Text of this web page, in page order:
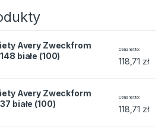
105*148 białe (100) quantity
Avery Zweckfrom
białe (100)
Cena netto
118,71 zł
105*37 białe (100) quantity
Avery Zweckform
białe (100)
Cena netto
118,71 zł